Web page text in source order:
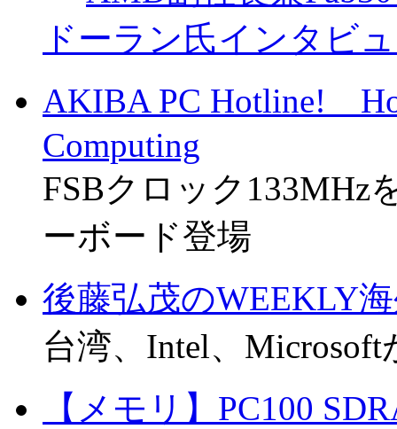
ドーラン氏インタビ
AKIBA PC Hotline!
Computing
FSBクロック133MHz
ーボード登場
後藤弘茂のWEEKLY
台湾、Intel、
【メモリ】PC100